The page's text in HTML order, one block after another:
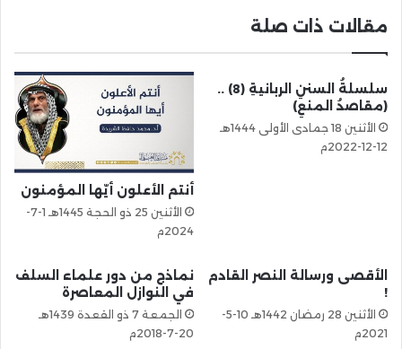
مقالات ذات صلة
سلسلةُ السننِ الربانيةِ (8) ..
(مقاصدُ المنعِ)
الأثنين 18 جمادى الأولى 1444هـ
12-12-2022م
أنتم الأعلون أيّها المؤمنون
الأثنين 25 ذو الحجة 1445هـ 1-7-
2024م
الأقصى ورسالة النصر القادم
!
الأثنين 28 رمضان 1442هـ 10-5-
2021م
نماذج من دور علماء السلف
في النوازل المعاصرة
الجمعة 7 ذو القعدة 1439هـ
20-7-2018م